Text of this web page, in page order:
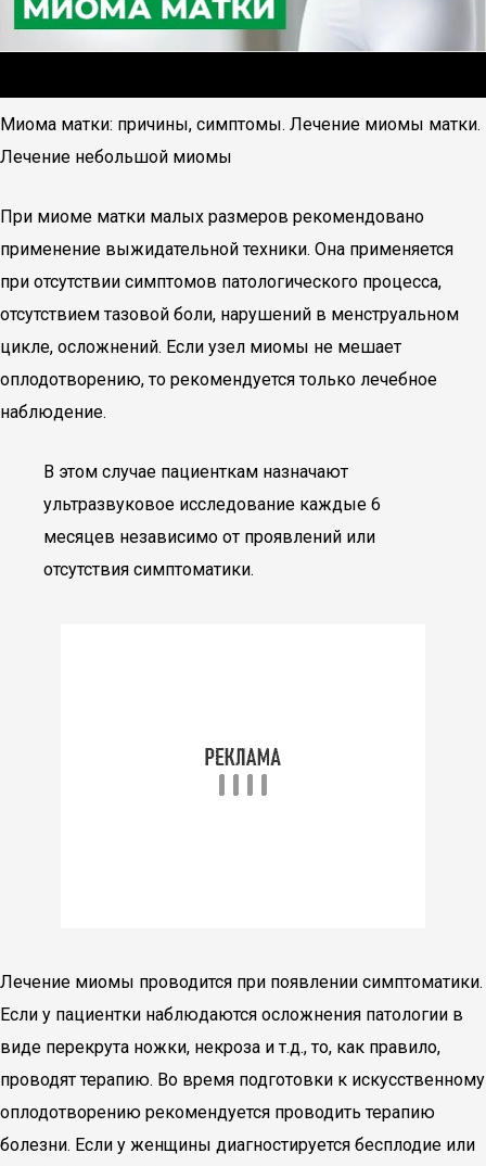
Миома матки: причины, симптомы. Лечение миомы матки.
Лечение небольшой миомы
При миоме матки малых размеров рекомендовано
применение выжидательной техники. Она применяется
при отсутствии симптомов патологического процесса,
отсутствием тазовой боли, нарушений в менструальном
цикле, осложнений. Если узел миомы не мешает
оплодотворению, то рекомендуется только лечебное
наблюдение.
В этом случае пациенткам назначают
ультразвуковое исследование каждые 6
месяцев независимо от проявлений или
отсутствия симптоматики.
Лечение миомы проводится при появлении симптоматики.
Если у пациентки наблюдаются осложнения патологии в
виде перекрута ножки, некроза и т.д., то, как правило,
проводят терапию. Во время подготовки к искусственному
оплодотворению рекомендуется проводить терапию
болезни. Если у женщины диагностируется бесплодие или